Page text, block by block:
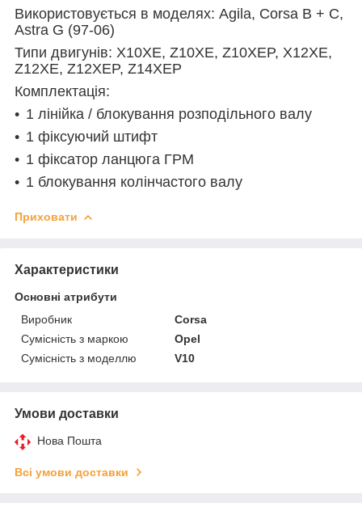
Використовується в моделях: Agila, Corsa B + C,
Astra G (97-06)
Типи двигунів: X10XE, Z10XE, Z10XEP, X12XE,
Z12XE, Z12XEP, Z14XEP
Комплектація:
1 лінійка / блокування розподільного валу
1 фіксуючий штифт
1 фіксатор ланцюга ГРМ
1 блокування колінчастого валу
Приховати
Характеристики
Основні атрибути
Виробник
Corsa
Сумісність з маркою
Opel
Сумісність з моделлю
V10
Умови доставки
Нова Пошта
Всі умови доставки